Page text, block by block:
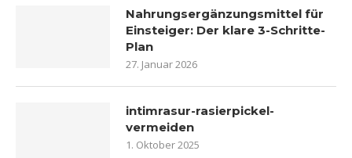
Nahrungsergänzungsmittel für
Einsteiger: Der klare 3-Schritte-
Plan
27. Januar 2026
intimrasur-rasierpickel-
vermeiden
1. Oktober 2025